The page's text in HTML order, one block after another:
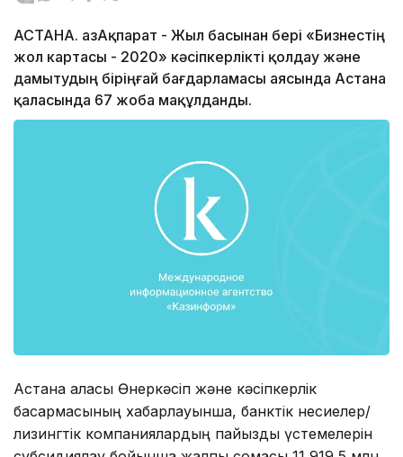
АСТАНА. ҚазАқпарат - Жыл басынан бері «Бизнестің
жол картасы - 2020» кәсіпкерлікті қолдау және
дамытудың біріңғай бағдарламасы аясында Астана
қаласында 67 жоба мақұлданды.
Астана қаласы Өнеркәсіп және кәсіпкерлік
басқармасының хабарлауынша, банктік несиелер/
лизингтік компаниялардың пайыздық үстемелерін